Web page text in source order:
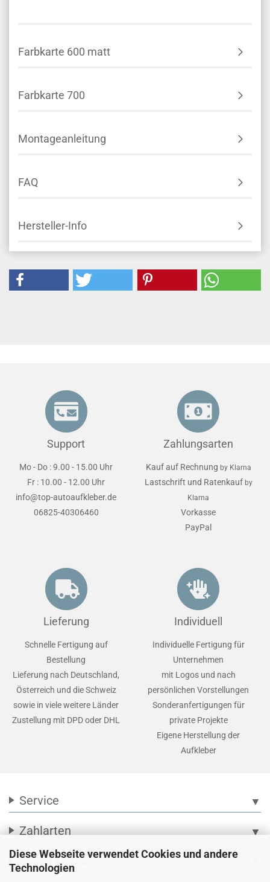
Diese Webseite verwendet Cookies und andere
Technologien
Farbkarte 600 matt
Farbkarte 700
Montageanleitung
FAQ
Hersteller-Info
Support
Mo - Do : 9.00 - 15.00 Uhr
Fr : 10.00 - 12.00 Uhr
info@top-autoaufkleber.de
06825-40306460
Zahlungsarten
Kauf auf Rechnung by Klarna
Lastschrift und Ratenkauf by
Klarna
Vorkasse
PayPal
Lieferung
Schnelle Fertigung auf
Bestellung
Lieferung nach Deutschland,
Österreich und die Schweiz
sowie in viele weitere Länder
Zustellung mit DPD oder DHL
Individuell
Individuelle Fertigung für
Unternehmen
mit Logos und nach
persönlichen Vorstellungen
Sonderanfertigungen für
private Projekte
Eigene Herstellung der
Aufkleber
Service ▼
Zahlarten ▼
Social Media